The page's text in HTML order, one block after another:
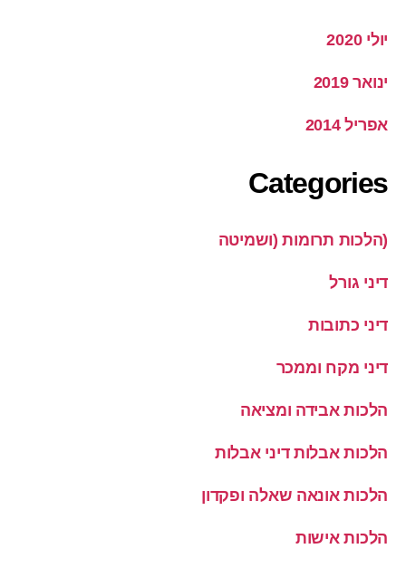
יולי 2020
ינואר 2019
אפריל 2014
Categories
(הלכות תרומות (ושמיטה
דיני גורל
דיני כתובות
דיני מקח וממכר
הלכות אבידה ומציאה
הלכות אבלות דיני אבלות
הלכות אונאה שאלה ופקדון
הלכות אישות